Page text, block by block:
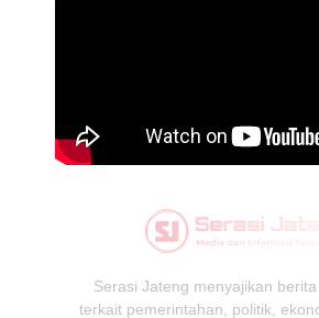
Serasi Jateng menyajikan
terkait pemerintahan, politik,